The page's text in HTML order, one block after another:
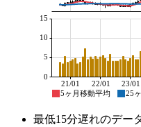
5ヶ月移動平均 25
23/01
22/01
21/01
0
5
10
15
最低15分遅れのデー